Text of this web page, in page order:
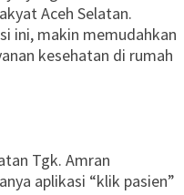
Aceh Selatan.
ini, makin memudahkan
kesehatan di rumah
Tgk. Amran
aplikasi “klik pasien”